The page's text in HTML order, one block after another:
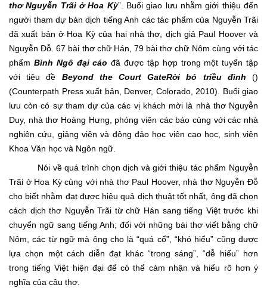
thơ Nguyễn Trãi ở Hoa Kỳ”. Buổi giao lưu nhằm giới thiệu đến
người tham dự bản dịch tiếng Anh các tác phẩm của Nguyễn Trãi
đã xuất bản ở Hoa Kỳ của hai nhà thơ, dịch giả Paul Hoover và
Nguyễn Đỗ. 67 bài thơ chữ Hán, 79 bài thơ chữ Nôm cùng với tác
phẩm Bình Ngô đại cáo đã được tập hợp trong một tuyển tập
với tiêu đề Beyond the Court GateRời bỏ triều đình ()
(Counterpath Press xuất bản, Denver, Colorado, 2010). Buổi giao
lưu còn có sự tham dự của các vị khách mời là nhà thơ Nguyễn
Duy, nhà thơ Hoàng Hưng, phóng viên các báo cùng với các nhà
nghiên cứu, giảng viên và đông đảo học viên cao học, sinh viên
Khoa Văn học và Ngôn ngữ.
Nói về quá trình chọn dịch và giới thiệu tác phẩm Nguyễn
Trãi ở Hoa Kỳ cùng với nhà thơ Paul Hoover, nhà thơ Nguyễn Đỗ
cho biết nhằm đạt được hiệu quả dịch thuật tốt nhất, ông đã chọn
cách dịch thơ Nguyễn Trãi từ chữ Hán sang tiếng Việt trước khi
chuyển ngữ sang tiếng Anh; đối với những bài thơ viết bằng chữ
Nôm, các từ ngữ mà ông cho là “quá cổ”, “khó hiểu” cũng được
lựa chọn một cách diễn đạt khác “trong sáng”, “dễ hiểu” hơn
trong tiếng Việt hiện đại để có thể cảm nhận và hiểu rõ hơn ý
nghĩa của câu thơ.